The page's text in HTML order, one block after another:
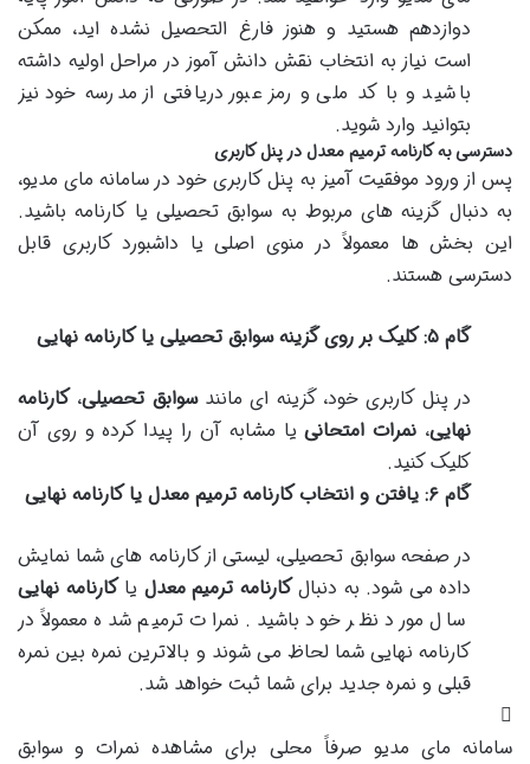
دوازدهم هستید و هنوز فارغ التحصیل نشده اید، ممکن
است نیاز به انتخاب نقش دانش آموز در مراحل اولیه داشته
باشید و با کد ملی و رمز عبور دریافتی از مدرسه خود نیز
بتوانید وارد شوید.
دسترسی به کارنامه ترمیم معدل در پنل کاربری
پس از ورود موفقیت آمیز به پنل کاربری خود در سامانه مای مدیو،
به دنبال گزینه های مربوط به سوابق تحصیلی یا کارنامه باشید.
این بخش ها معمولاً در منوی اصلی یا داشبورد کاربری قابل
دسترسی هستند.
گام ۵: کلیک بر روی گزینه سوابق تحصیلی یا کارنامه نهایی
در پنل کاربری خود، گزینه ای مانندسوابق تحصیلی،کارنامه
نهایی، نمرات امتحانییا مشابه آن را پیدا کرده و روی آن
کلیک کنید.
گام ۶: یافتن و انتخاب کارنامه ترمیم معدل یا کارنامه نهایی
در صفحه سوابق تحصیلی، لیستی از کارنامه های شما نمایش
داده می شود. به دنبالکارنامه ترمیم معدل یاکارنامه نهایی
سال مورد نظر خود باشید. نمرات ترمیم شده معمولاً در
کارنامه نهایی شما لحاظ می شوند و بالاترین نمره بین نمره
قبلی و نمره جدید برای شما ثبت خواهد شد.
سامانه مای مدیو صرفاً محلی برای مشاهده نمرات و سوابق